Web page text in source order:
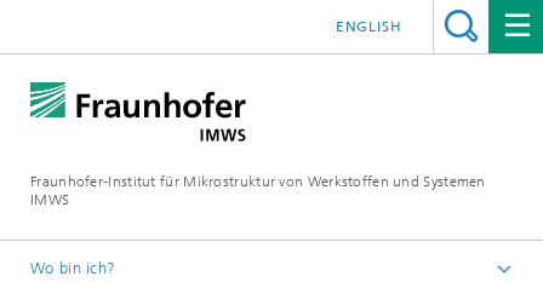
Fraunhofer-Institut für Mikrostruktur von Werkstoffen und Systemen
IMWS
ENGLISH
Wo bin ich?